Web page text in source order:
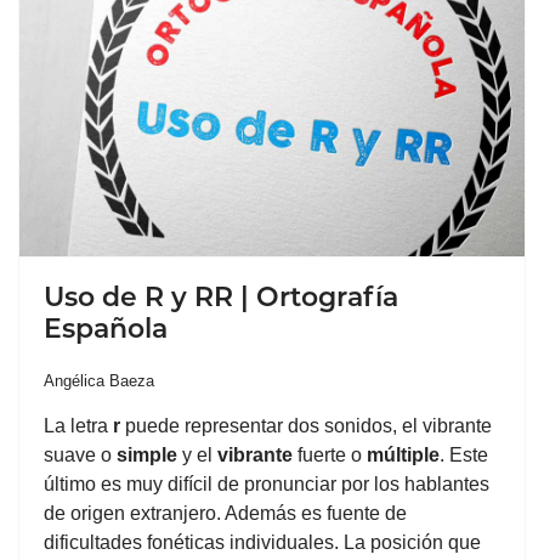
Uso de R y RR | Ortografía
Española
Angélica Baeza
La letra r puede representar dos sonidos, el vibrante
suave o simple y el vibrante fuerte o múltiple. Este
último es muy difícil de pronunciar por los hablantes
de origen extranjero. Además es fuente de
dificultades fonéticas individuales. La posición que